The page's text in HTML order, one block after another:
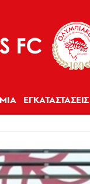
ΕΓΚΑΤΑΣΤΑΣΕΙΣ